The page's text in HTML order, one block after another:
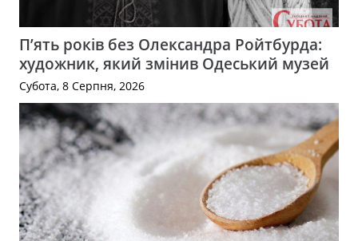
П’ять років без Олександра Ройтбурда:
художник, який змінив Одеський музей
Субота, 8 Серпня, 2026